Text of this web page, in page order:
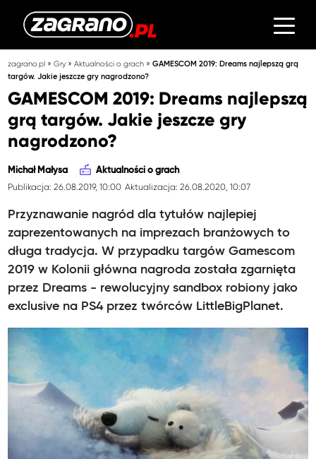
zagrano.pl »Gry»Aktualności o grach »GAMESCOM 2019: Dreams najlepszą grą
targów. Jakie jeszcze gry nagrodzono?
GAMESCOM 2019: Dreams najlepszą
grą targów. Jakie jeszcze gry
nagrodzono?
Michał Małysa Aktualności o grach
Publikacja: 26.08.2019, 10:00 Aktualizacja: 26.08.2020, 10:07
Przyznawanie nagród dla tytułów najlepiej
zaprezentowanych na imprezach branżowych to
długa tradycja. W przypadku targów Gamescom
2019 w Kolonii główna nagroda została zgarnięta
przez Dreams - rewolucyjny sandbox robiony jako
exclusive na PS4 przez twórców LittleBigPlanet.